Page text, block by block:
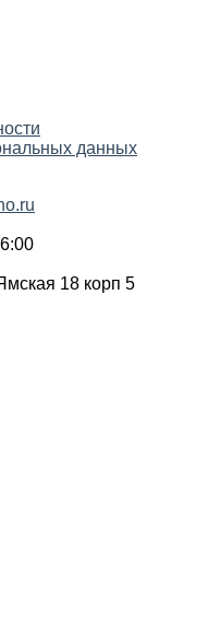
данных
18 корп 5